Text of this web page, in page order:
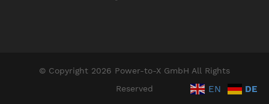
© Copyright 2026 Power-to-X GmbH All Rights
Reserved
EN DE